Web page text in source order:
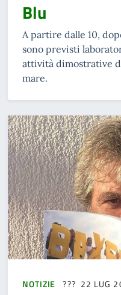
Blu
A partire dalle 10,
sono previsti
attività dimostrative
mare.
NOTIZIE 22 LUG